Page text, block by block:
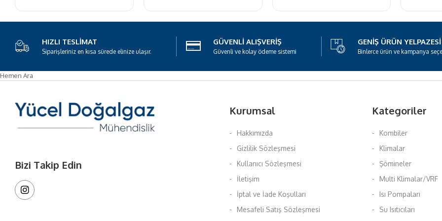
HIZLI TESLIMAT
Siparişleriniz en kısa sürede elinize ulaşır.
GÜVENLI ALIŞVERIŞ
Güvenli ve kolay ödeme sistemi
GENIŞ ÜRÜN YELPAZESI
Binlerce ürün ve kampanya
Hemen Ara
Bizi Takip Edin
Kurumsal
Hakkımızda
Gizlilik Sözleşmesi
Kullanıcı Sözleşmesi
İletişim
İptal ve İade Koşulları
Mesafeli Satış Sözleşmesi
Kategoriler
Kombiler
Klimalar
Şömineler
Multi Klimalar/VRF
Isı Pompaları
Su Isıtıcıları